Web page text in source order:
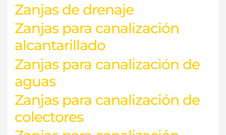
Zanjas de drenaje
Zanjas para canalización
alcantarillado
Zanjas para canalización de
aguas
Zanjas para canalización de
colectores